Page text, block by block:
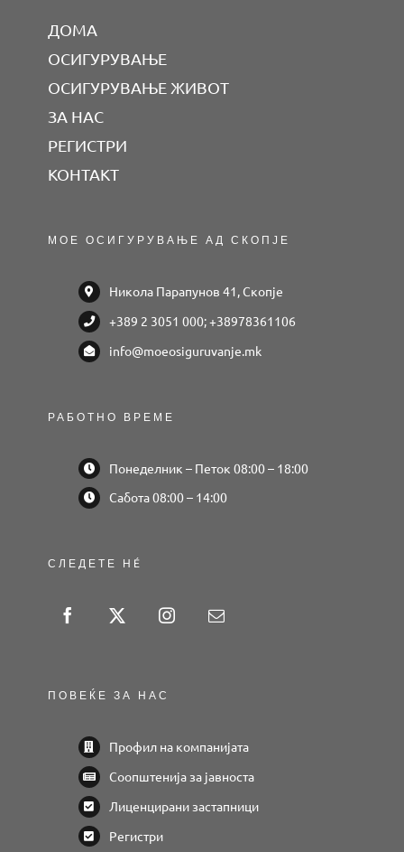
ДОМА
ОСИГУРУВАЊЕ
ОСИГУРУВАЊЕ ЖИВОТ
ЗА НАС
РЕГИСТРИ
КОНТАКТ
МОЕ ОСИГУРУВАЊЕ АД СКОПЈЕ
Никола Парапунов 41, Скопје
+389 2 3051 000; +38978361106
info@moeosiguruvanje.mk
РАБОТНО ВРЕМЕ
Понеделник – Петок 08:00 – 18:00
Сабота 08:00 – 14:00
СЛЕДЕТЕ НÉ
ПОВЕЌЕ ЗА НАС
Профил на компанијата
Соопштенија за јавноста
Лиценцирани застапници
Регистри